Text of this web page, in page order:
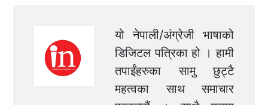
यो नेपाली/अंग्रेजी भाषाको
डिजिटल पत्रिका हो । हामी
तपाईंहरुका सामु छुट्टै
महत्वका साथ समाचार